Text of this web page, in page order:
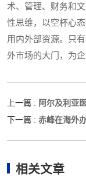
术、管理、财务和
性思维，以空杯心
用内外部资源。只
外市场的大门，为
上一篇 : 阿尔及利亚
下一篇 : 赤峰在海外
相关文章